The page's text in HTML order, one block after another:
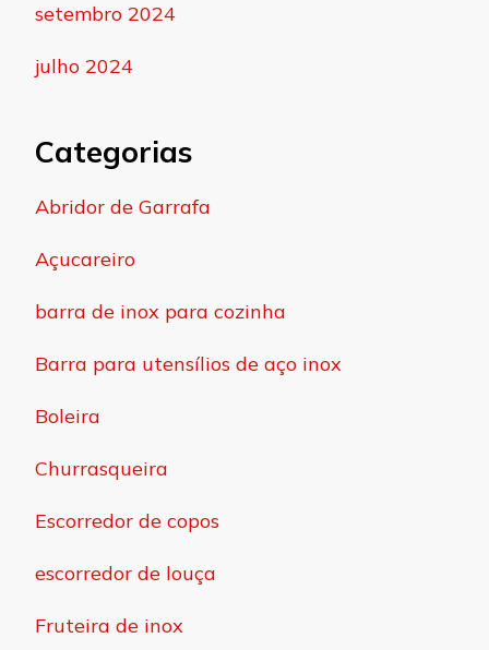
setembro 2024
julho 2024
Categorias
Abridor de Garrafa
Açucareiro
barra de inox para cozinha
Barra para utensílios de aço inox
Boleira
Churrasqueira
Escorredor de copos
escorredor de louça
Fruteira de inox